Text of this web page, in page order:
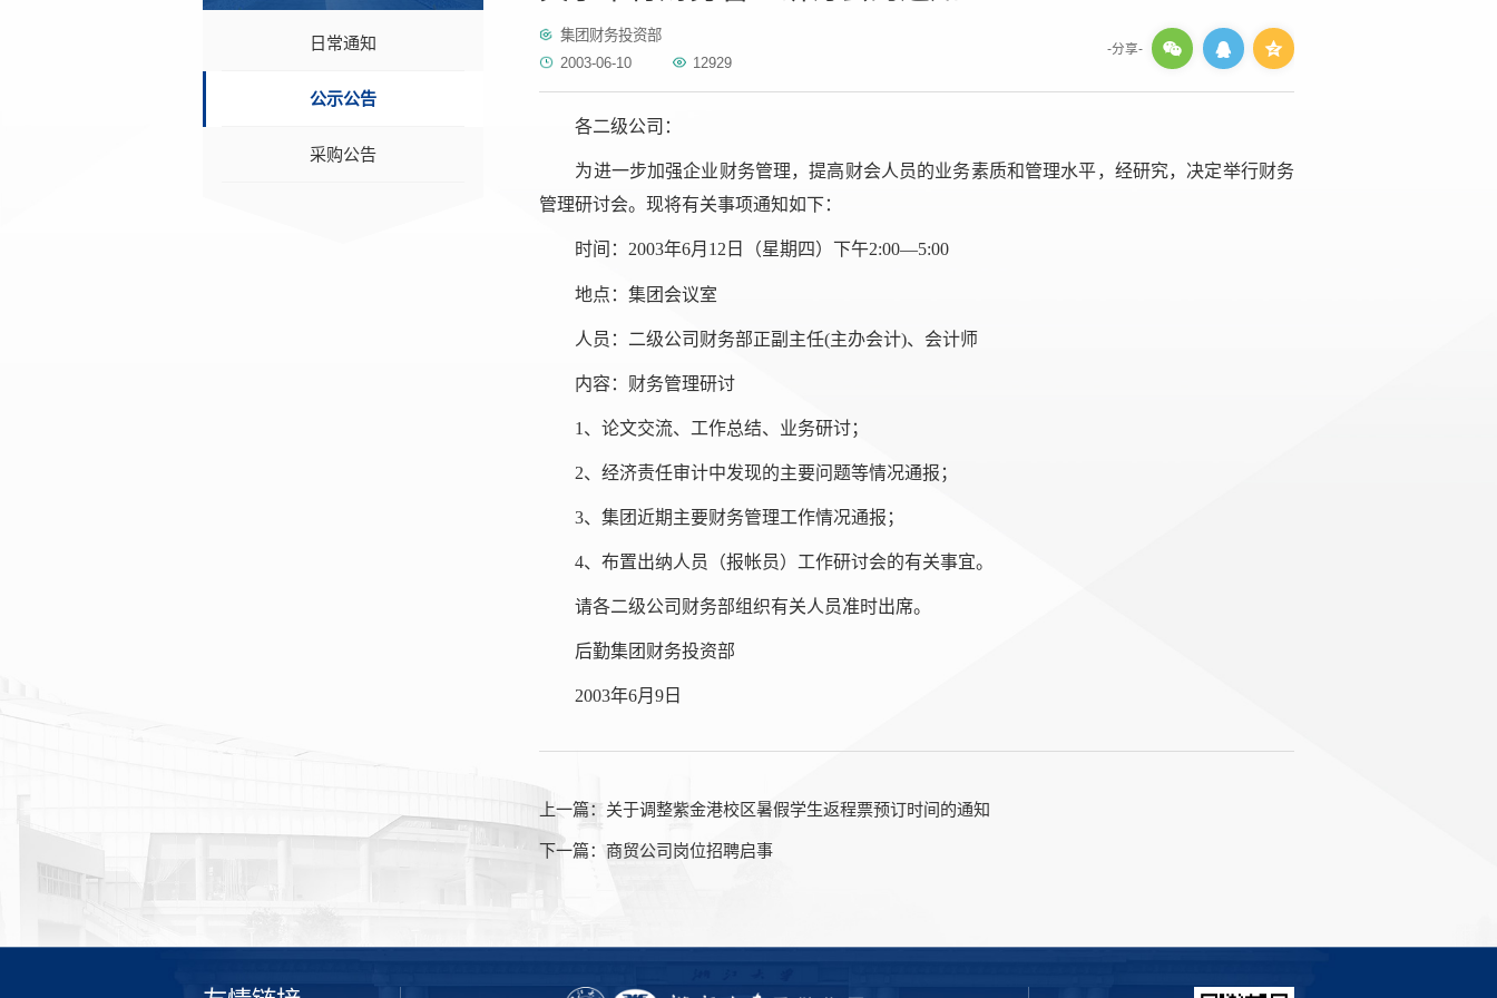
日常通知
公示公告
采购公告
集团财务投资部
2003-06-10
12929
-分享-
各二级公司：
为进一步加强企业财务管理，提高财会人员的业务素质和管理水平，经研究，决定举行财务
管理研讨会。现将有关事项通知如下：
时间：2003年6月12日（星期四）下午2:00—5:00
地点：集团会议室
人员：二级公司财务部正副主任(主办会计)、会计师
内容：财务管理研讨
1、论文交流、工作总结、业务研讨；
2、经济责任审计中发现的主要问题等情况通报；
3、集团近期主要财务管理工作情况通报；
4、布置出纳人员（报帐员）工作研讨会的有关事宜。
请各二级公司财务部组织有关人员准时出席。
后勤集团财务投资部
2003年6月9日
上一篇： 关于调整紫金港校区暑假学生返程票预订时间的通知
下一篇：商贸公司岗位招聘启事